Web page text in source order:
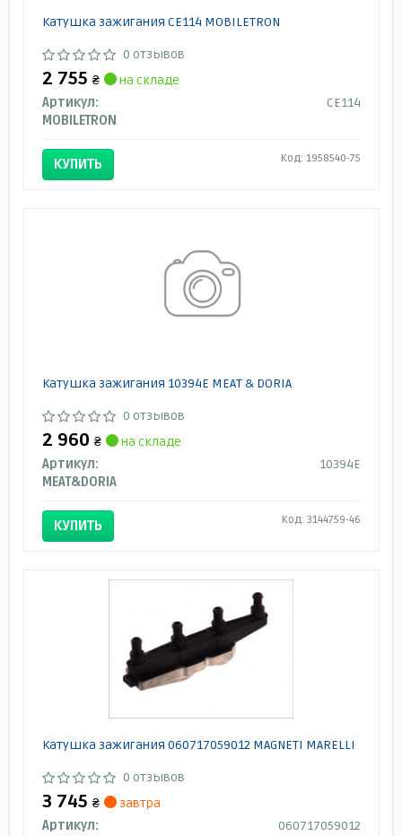
Катушка зажигания CE114 MOBILETRON
0 отзывов
2 755 ₴
на складе
Артикул:
CE114
MOBILETRON
КУПИТЬ Код: 1958540-75
Катушка зажигания 10394E MEAT & DORIA
0 отзывов
2 960 ₴
на складе
Артикул:
10394E
MEAT&DORIA
КУПИТЬ Код: 3144759-46
Катушка зажигания 060717059012 MAGNETI MARELLI
0 отзывов
3 745 ₴
завтра
Артикул:
060717059012